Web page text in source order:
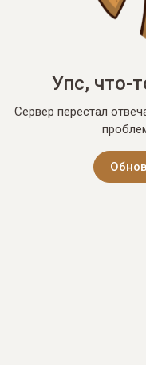
Упс, что-
Сервер перестал